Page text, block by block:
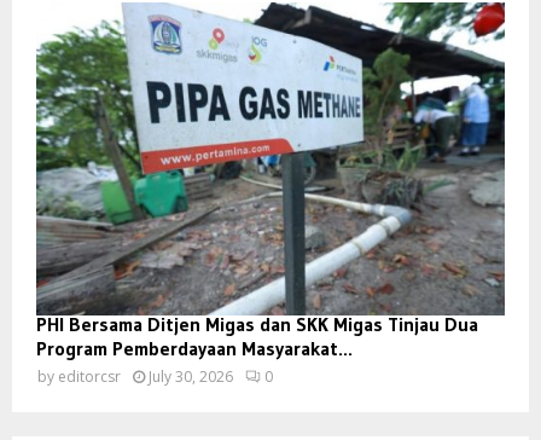
PHI Bersama Ditjen Migas dan SKK Migas Tinjau Dua
Program Pemberdayaan Masyarakat...
by editorcsr July 30, 2026 0